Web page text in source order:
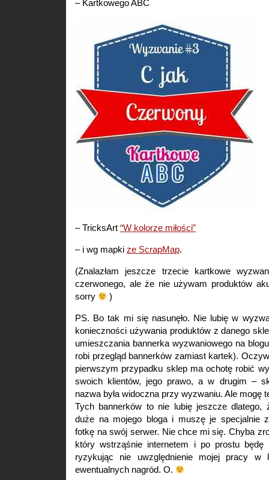
– Kartkowego ABC
– TricksArt “W kolorze miłości”
– i wg mapki ze ScrapMap.
(Znalazłam jeszcze trzecie kartkowe
czerwonego, ale że nie używam produktów
sorry
)
PS. Bo tak mi się nasunęło. Nie lubię w
konieczności używania produktów z danego
umieszczania bannerka wyzwaniowego na
robi przegląd bannerków zamiast kartek).
pierwszym przypadku sklep ma ochotę robić
swoich klientów, jego prawo, a w drugim –
nazwa była widoczna przy wyzwaniu. Ale mogę
Tych bannerków to nie lubię jeszcze dlatego,
duże na mojego bloga i muszę je specjalnie
fotkę na swój serwer. Nie chce mi się. Chyba
który wstrząśnie internetem i po prostu będę
ryzykując nie uwzględnienie mojej pracy w
ewentualnych nagród. O.